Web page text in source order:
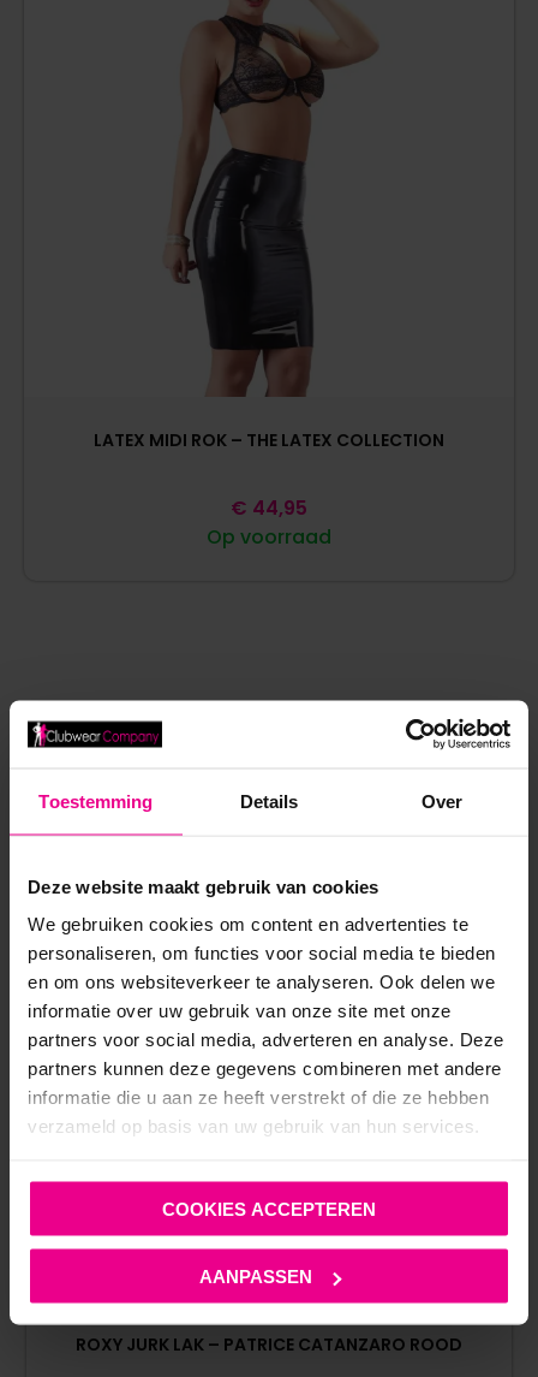
Toestemming Details Over
Deze website maakt gebruik van cookies
We gebruiken cookies om content en advertenties te
personaliseren, om functies voor social media te bieden
en om ons websiteverkeer te analyseren. Ook delen we
informatie over uw gebruik van onze site met onze
partners voor social media, adverteren en analyse. Deze
partners kunnen deze gegevens combineren met andere
informatie die u aan ze heeft verstrekt of die ze hebben
verzameld op basis van uw gebruik van hun services.
COOKIES ACCEPTEREN
AANPASSEN
LATEX MIDI ROK – THE LATEX COLLECTION
Op voorraad
€ 44,95
ROXY JURK LAK – PATRICE CATANZARO ROOD